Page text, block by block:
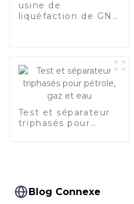
usine de
liquéfaction de GNL
Test et séparateur
triphasés pour
Blog Connexe